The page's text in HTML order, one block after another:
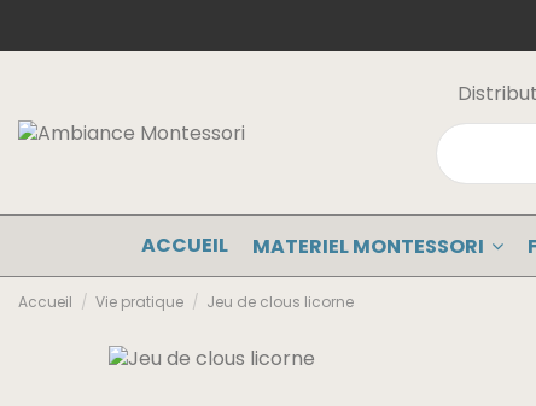
ACCUEIL MATERIEL MONTESSORI
Accueil Vie pratique Jeu de clous licorne